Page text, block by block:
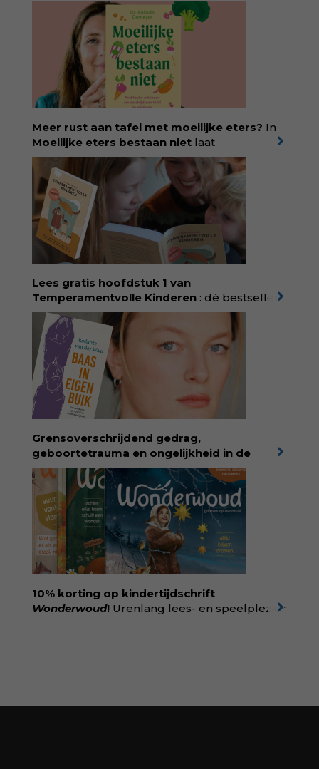
Meer rust aan tafel met moeilijke eters? In
Moeilijke eters bestaan niet laat
kinderdiëtist en lactatiekundigeRolinde
Demeyer
zien wat er schuilgaat achter
eetgedrag dat ouders zorgen baart. Met
aandacht voor ontwikkeling,
neurodivergentie en medische oorzaken
helpt ze hardnekkige misverstanden los te
laten en maakt ze van eten weer een
moment van verbinding. Bestel via je lokale
boekhandel! Lees meer over Rolinde via
kiind.nl/rolinde
Lees gratis hoofdstuk 1 van
Temperamentvolle Kinderen : dé bestseller
van pedagoog Eva Bronsveld. In het boek
Temperamentvolle kinderen vind je 25 jaar
aan kennis en ervaring. Met ruim 50.000
verkochte exemplaren met recht een
bestseller, waarmee Eva veel gezinnen heeft
kunnen helpen. Ze schrijft met een
liefdevolle kijk op kinderen en veel begrip
voor ouders. Download het hoofdstuk gratis
via:
evabronsveld.plugandpay.nl/r?
id=ZcYxEBJH
Grensoverschrijdend gedrag,
geboortetrauma en ongelijkheid in de
geboortezorg:in Baas in eigen buik verbindt
filosoof en vroedvrouw Rodante van der Waal
persoonlijke ervaringen aan structureel
onrecht en introduceert ze reproductieve
rechtvaardigheid als een collectieve, radicale
praktijk van zorg. Voor iedereen die wil
begrijpen wat er speelt rond vruchtbaarheid
en geboorte. Koop het boek via
singeluitgeverijen.nl/nijgh-van-
ditmar/boek/baas-in-eigen-buik
10% korting op kindertijdschrift
Wonderwoud! Urenlang lees- en speelplezier